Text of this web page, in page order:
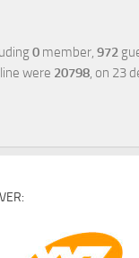
0 member, 972
were 20798, on 23